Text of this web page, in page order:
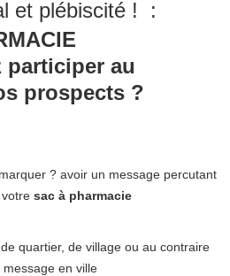
et plébiscité ! :
participer au
prospects ?
? avoir un message percutant
sac à pharmacie
de quartier, de village ou au contraire
en ville